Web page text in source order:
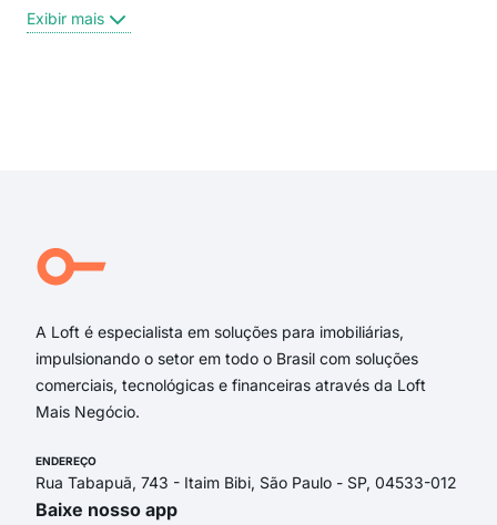
Exibir mais
A Loft é especialista em soluções para imobiliárias,
impulsionando o setor em todo o Brasil com soluções
comerciais, tecnológicas e financeiras através da Loft
Mais Negócio.
ENDEREÇO
Rua Tabapuã, 743 - Itaim Bibi, São Paulo - SP, 04533-012
Baixe nosso app